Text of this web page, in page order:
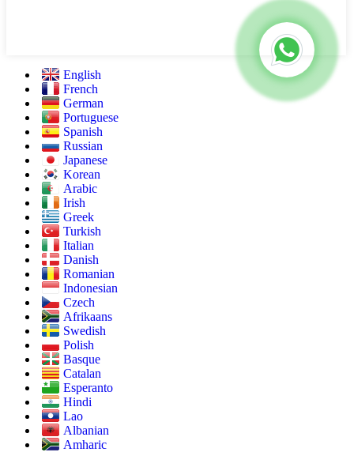
English
French
German
Portuguese
Spanish
Russian
Japanese
Korean
Arabic
Irish
Greek
Turkish
Italian
Danish
Romanian
Indonesian
Czech
Afrikaans
Swedish
Polish
Basque
Catalan
Esperanto
Hindi
Lao
Albanian
Amharic